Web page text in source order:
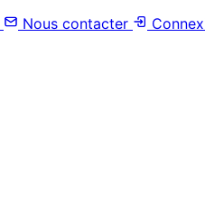
Nous contacter